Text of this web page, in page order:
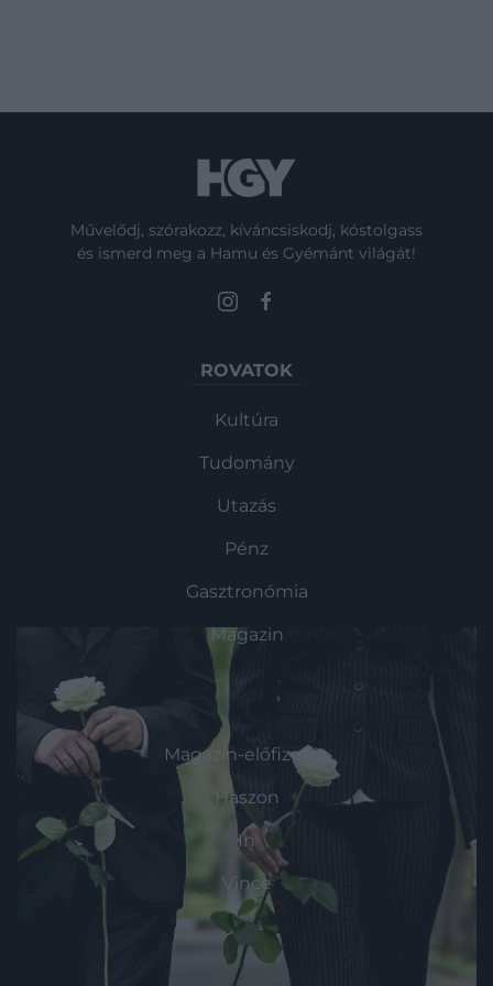
Művelődj, szórakozz, kíváncsiskodj, kóstolgass
és ismerd meg a Hamu és Gyémánt világát!
ROVATOK
Kultúra
Tudomány
Utazás
Pénz
Gasztronómia
Magazin
HG MEDIA
Magazin-előfizetés
Haszon
In
Vince
KAPCSOLAT